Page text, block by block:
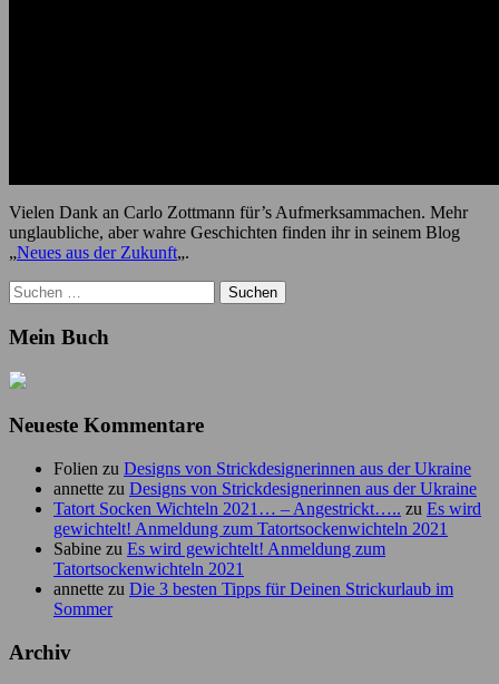
Vielen Dank an Carlo Zottmann für’s Aufmerksammachen. Mehr
unglaubliche, aber wahre Geschichten finden ihr in seinem Blog
„Neues aus der Zukunft„.
Suchen
nach:
Mein Buch
Neueste Kommentare
Folien zu Designs von Strickdesignerinnen aus der Ukraine
annette zu Designs von Strickdesignerinnen aus der Ukraine
Tatort Socken Wichteln 2021… – Angestrickt….. zu Es wird
gewichtelt! Anmeldung zum Tatortsockenwichteln 2021
Sabine zu Es wird gewichtelt! Anmeldung zum
Tatortsockenwichteln 2021
annette zu Die 3 besten Tipps für Deinen Strickurlaub im
Sommer
Archiv